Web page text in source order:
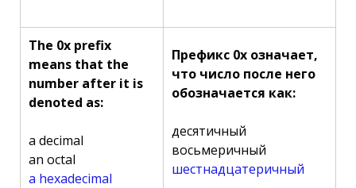
The 0x prefix
means that the
number after it is
denoted as:
a decimal
an octal
a hexadecimal
Префикс 0x означает,
что число после него
обозначается как:
десятичный
восьмеричный
шестнадцатеричный